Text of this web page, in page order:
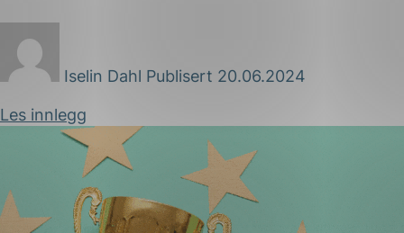
Iselin Dahl Publisert 20.06.2024
Les innlegg